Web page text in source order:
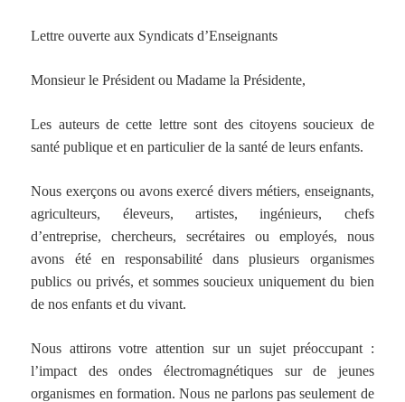
Lettre ouverte aux Syndicats d’Enseignants
Monsieur le Président ou Madame la Présidente,
Les auteurs de cette lettre sont des citoyens soucieux de
santé publique et en particulier de la santé de leurs enfants.
Nous exerçons ou avons exercé divers métiers, enseignants,
agriculteurs, éleveurs, artistes, ingénieurs, chefs
d’entreprise, chercheurs, secrétaires ou employés, nous
avons été en responsabilité dans plusieurs organismes
publics ou privés, et sommes soucieux uniquement du bien
de nos enfants et du vivant.
Nous attirons votre attention sur un sujet préoccupant :
l’impact des ondes électromagnétiques sur de jeunes
organismes en formation. Nous ne parlons pas seulement de